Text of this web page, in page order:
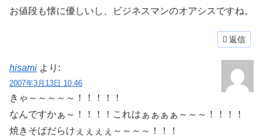
お値段も懐に優しいし、ビジネスマンのオアシスですね。
返信
hisami より:
2007年3月13日 10:46
きゃ～～～～～！！！！！
なんですかぁ～！！！！これはぁぁぁぁ～～～！！！！
焼きそばだらけぇぇぇぇ～～～～！！！